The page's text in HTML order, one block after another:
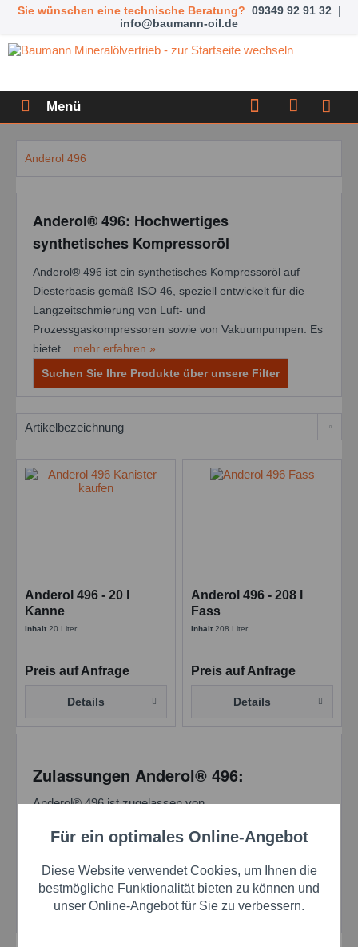
Sie wünschen eine technische Beratung? 09349 92 91 32 |
info@baumann-oil.de
Menü
Anderol 496
Anderol® 496: Hochwertiges
synthetisches Kompressoröl
Anderol® 496 ist ein synthetisches Kompressoröl auf
Diesterbasis gemäß ISO 46, speziell entwickelt für die
Langzeitschmierung von Luft- und
Prozessgaskompressoren sowie von Vakuumpumpen. Es
bietet... mehr erfahren »
Suchen Sie Ihre Produkte über unsere Filter
Anderol 496 - 20 l
Kanne
Inhalt20 Liter
Preis auf Anfrage
Details
Anderol 496 - 208 l
Fass
Inhalt208 Liter
Preis auf Anfrage
Details
Zulassungen Anderol® 496:
Anderol® 496 ist zugelassen von
CompAir
Leybold
Tamrock und
Funktionale Aktiv
Marketing Aktiv
Für ein optimales Online-Angebot
Diese Website verwendet Cookies, um Ihnen die
bestmögliche Funktionalität bieten zu können und
unser Online-Angebot für Sie zu verbessern.